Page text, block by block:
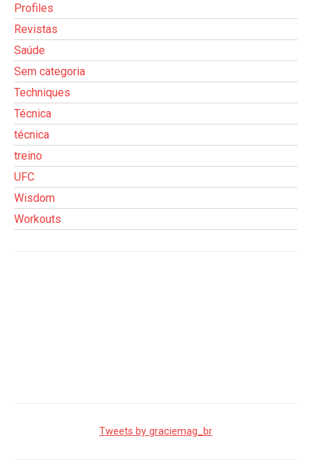
Profiles
Revistas
Saúde
Sem categoria
Techniques
Técnica
técnica
treino
UFC
Wisdom
Workouts
Tweets by graciemag_br